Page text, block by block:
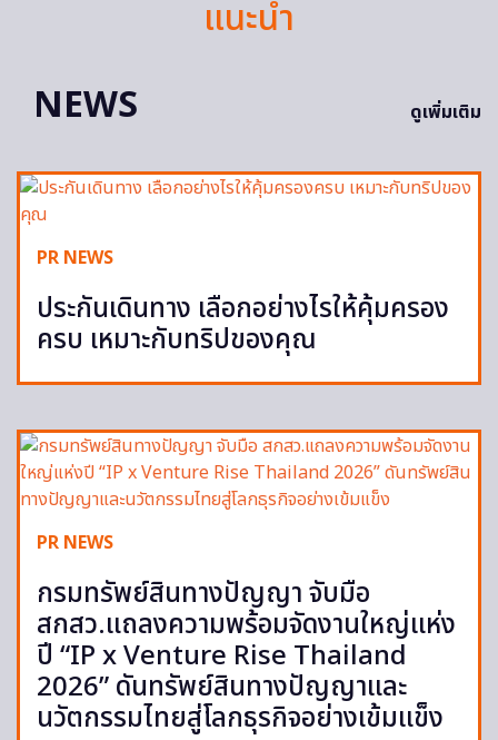
แนะนำ
NEWS
ดูเพิ่มเติม
PR NEWS
ประกันเดินทาง เลือกอย่างไรให้คุ้มครอง
ครบ เหมาะกับทริปของคุณ
PR NEWS
กรมทรัพย์สินทางปัญญา จับมือ
สกสว.แถลงความพร้อมจัดงานใหญ่แห่ง
ปี “IP x Venture Rise Thailand
2026” ดันทรัพย์สินทางปัญญาและ
นวัตกรรมไทยสู่โลกธุรกิจอย่างเข้มแข็ง